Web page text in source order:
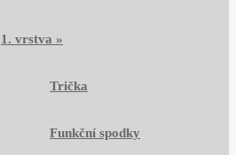
1. vrstva »
Trička
Funkční spodky